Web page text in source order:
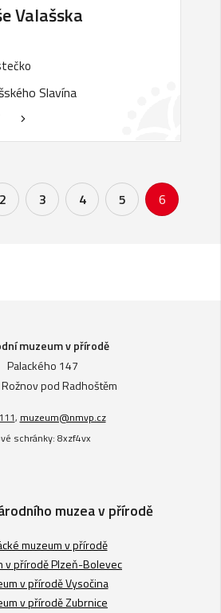
Valašska
Slavína
2 3 4 5 6
muzeum v přírodě
Palackého 147
pod Radhoštěm
, muzeum@nmvp.cz
schránky: 8xzf4vx
muzea v přírodě
muzeum v přírodě
v přírodě Plzeň-Bolevec
v přírodě Vysočina
v přírodě Zubrnice